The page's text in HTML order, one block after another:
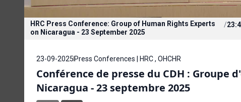
HRC Press Conference: Group of Human Rights Experts
on Nicaragua - 23 September 2025
/
23-09-2025 Press Conferences | HRC , OHCHR
Conférence de presse du CDH :
Nicaragua - 23 septembre 2025